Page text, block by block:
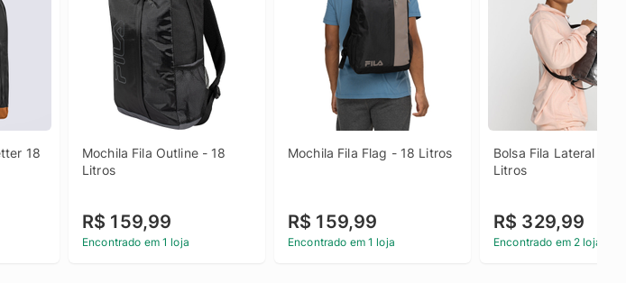
18
Mochila Fila Outline - 18
Litros
R$ 159,99
Encontrado em 1 loja
Mochila Fila Flag - 18 Litros
R$ 159,99
Encontrado em 1 loja
Bolsa Fila Lateral
Litros
R$ 329,99
Encontrado em 2 lojas